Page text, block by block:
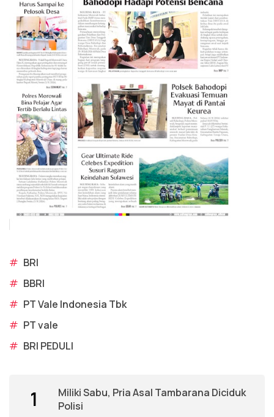
# BRI
# BBRI
# PT Vale Indonesia Tbk
# PT vale
# BRI PEDULI
1
Miliki Sabu, Pria Asal Tambarana Diciduk
Polisi